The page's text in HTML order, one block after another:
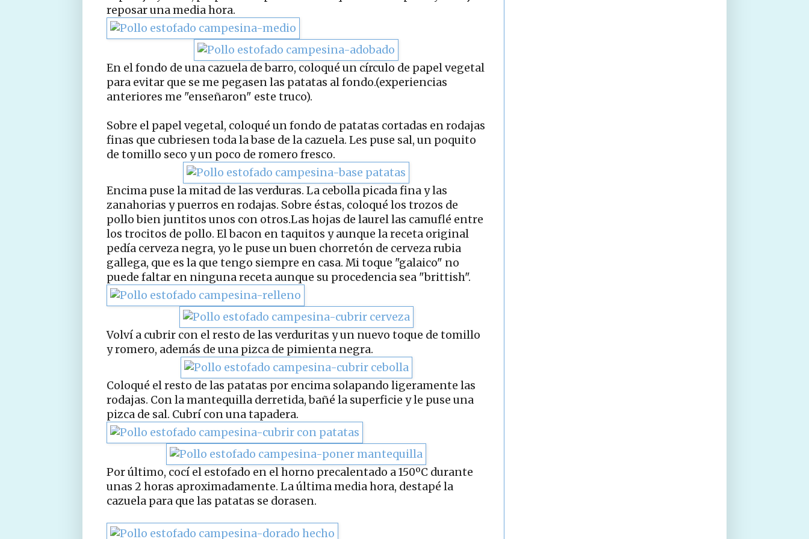
reposar una media hora.
En el fondo de una cazuela de barro, coloqué un círculo de papel vegetal
para evitar que se me pegasen las patatas al fondo.(experiencias
anteriores me "enseñaron" este truco).
Sobre el papel vegetal, coloqué un fondo de patatas cortadas en rodajas
finas que cubriesen toda la base de la cazuela. Les puse sal, un poquito
de tomillo seco y un poco de romero fresco.
Encima puse la mitad de las verduras. La cebolla picada fina y las
zanahorias y puerros en rodajas. Sobre éstas, coloqué los trozos de
pollo bien juntitos unos con otros.Las hojas de laurel las camuflé entre
los trocitos de pollo. El bacon en taquitos y aunque la receta original
pedía cerveza negra, yo le puse un buen chorretón de cerveza rubia
gallega, que es la que tengo siempre en casa. Mi toque "galaico" no
puede faltar en ninguna receta aunque su procedencia sea "brittish".
Volví a cubrir con el resto de las verduritas y un nuevo toque de tomillo
y romero, además de una pizca de pimienta negra.
Coloqué el resto de las patatas por encima solapando ligeramente las
rodajas. Con la mantequilla derretida, bañé la superficie y le puse una
pizca de sal. Cubrí con una tapadera.
Por último, cocí el estofado en el horno precalentado a 150ºC durante
unas 2 horas aproximadamente. La última media hora, destapé la
cazuela para que las patatas se dorasen.